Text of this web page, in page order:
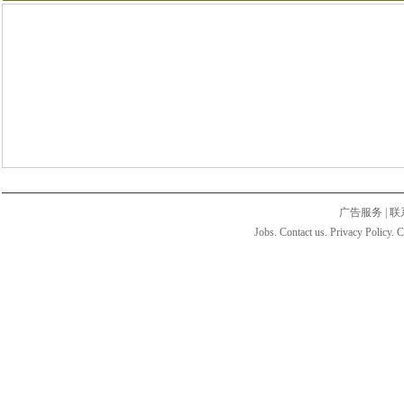
广告服务
联
Jobs. Contact us. Privacy Policy.